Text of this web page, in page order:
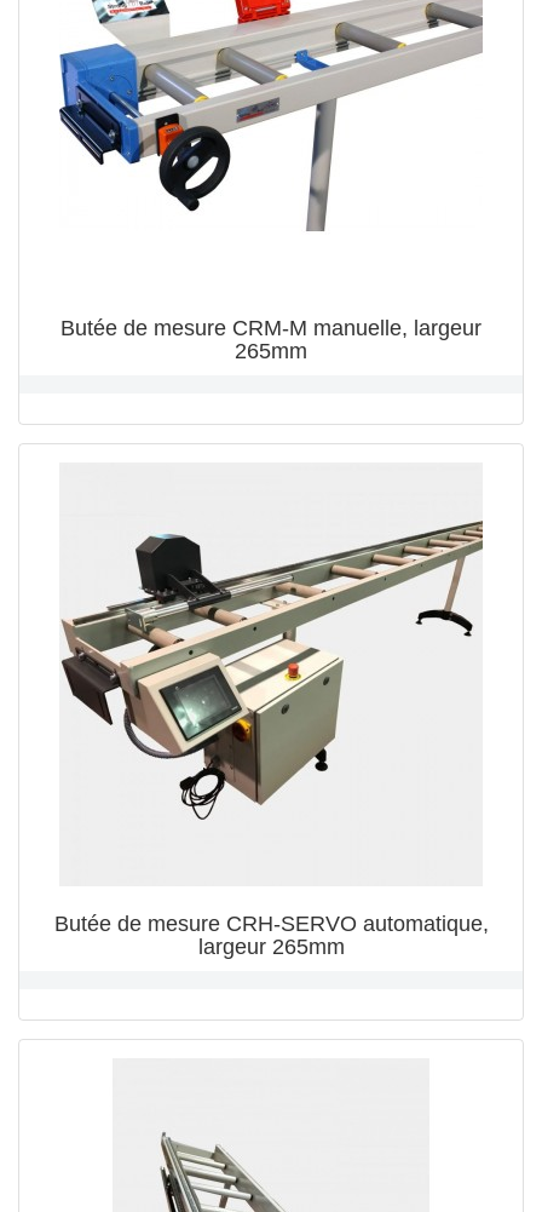
Butée de mesure CRM-M manuelle, largeur
265mm
Butée de mesure CRH-SERVO automatique,
largeur 265mm